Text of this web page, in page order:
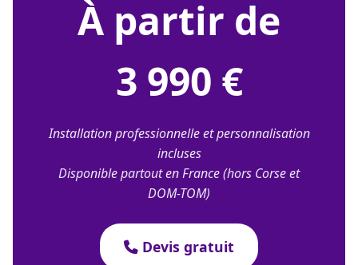
À partir de
3 990 €
Installation professionnelle et personnalisation
incluses
Disponible partout en France (hors Corse et
DOM-TOM)
Devis gratuit